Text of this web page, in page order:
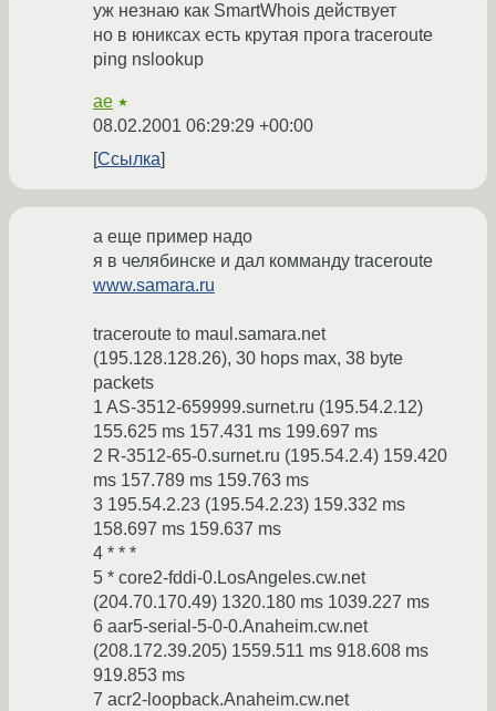
уж незнаю как SmartWhois действует
но в юниксах есть крутая прога traceroute
ping nslookup
ae ★
08.02.2001 06:29:29 +00:00
Ссылка
а еще пример надо
я в челябинске и дал комманду traceroute
www.samara.ru
traceroute to maul.samara.net
(195.128.128.26), 30 hops max, 38 byte
packets
1 AS-3512-659999.surnet.ru (195.54.2.12)
155.625 ms 157.431 ms 199.697 ms
2 R-3512-65-0.surnet.ru (195.54.2.4) 159.420
ms 157.789 ms 159.763 ms
3 195.54.2.23 (195.54.2.23) 159.332 ms
158.697 ms 159.637 ms
4 * * *
5 * core2-fddi-0.LosAngeles.cw.net
(204.70.170.49) 1320.180 ms 1039.227 ms
6 aar5-serial-5-0-0.Anaheim.cw.net
(208.172.39.205) 1559.511 ms 918.608 ms
919.853 ms
7 acr2-loopback.Anaheim.cw.net